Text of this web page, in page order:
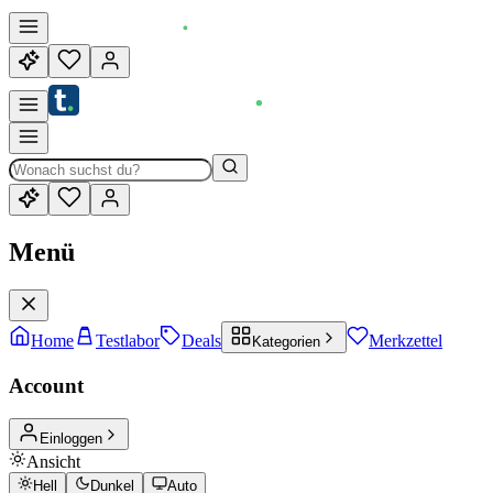
Menü
Home Testlabor Deals Kategorien Merkzettel
Account
Einloggen
Ansicht
Hell Dunkel Auto